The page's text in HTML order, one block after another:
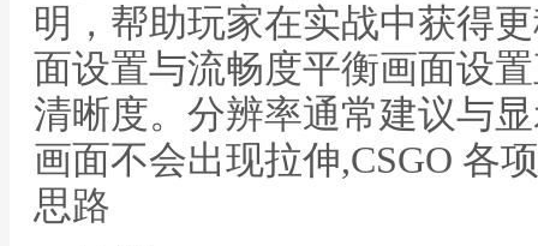
明，帮助玩家在实战中获得
面设置与流畅度平衡画面设
清晰度。分辨率通常建议与
画面不会出现拉伸,CSGO 各
思路